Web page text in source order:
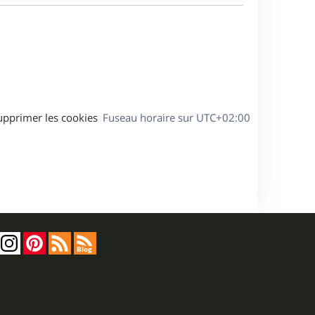
Fuseau horaire sur UTC+02:00
les cookies